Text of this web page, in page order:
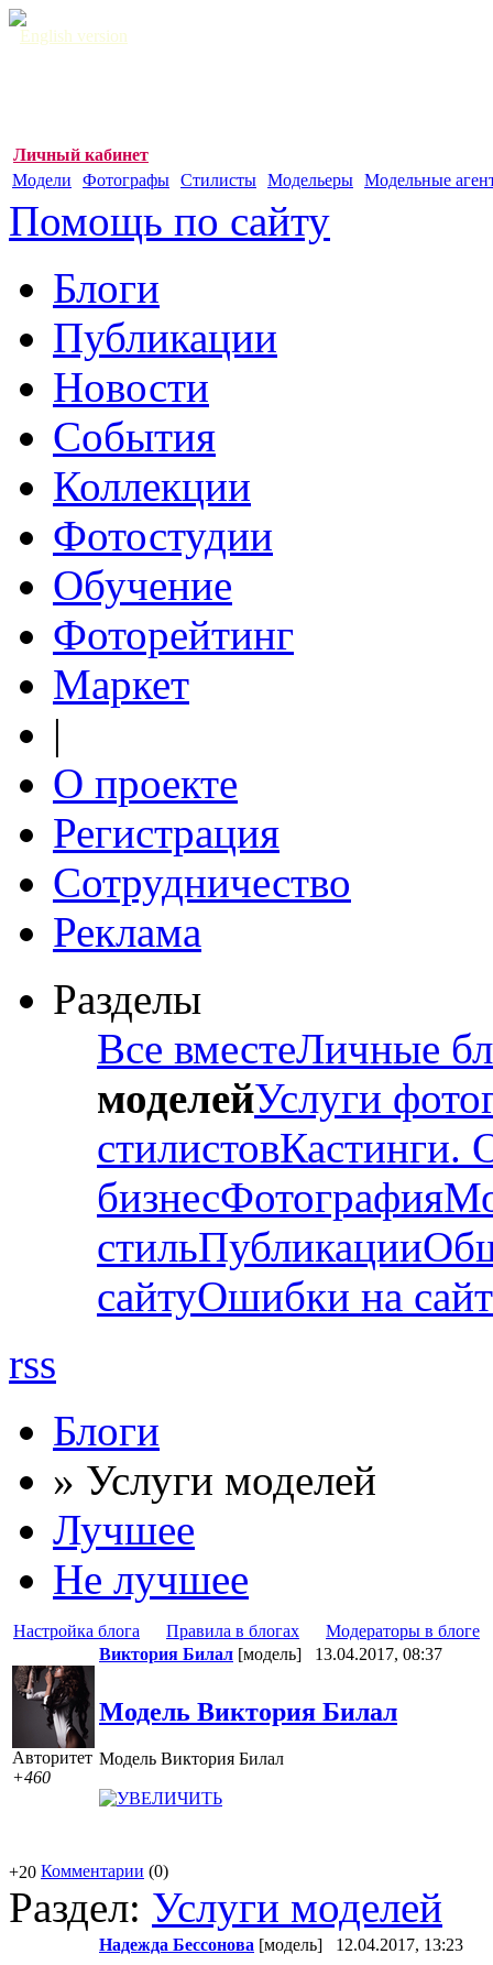
English version
Личный кабинет
Модели
Фотографы Стилисты Модельеры Модельные
Помощь по сайту
Блоги
Публикации
Новости
События
Коллекции
Фотостудии
Обучение
Фоторейтинг
Маркет
|
О проекте
Регистрация
Сотрудничество
Реклама
Разделы
Все вместеЛичные
моделейУслуги
стилистовКастинги.
бизнесФотография
стильПубликации
сайтуОшибки на
rss
Блоги
» Услуги моделей
Лучшее
Не лучшее
Настройка блога Правила в блогах Модераторы в блоге
Авторитет
+460
Виктория Билал [модель] 13.04.2017, 08:37
Модель Виктория Билал
Модель Виктория Билал
+20 Комментарии (0)
Раздел: Услуги моделей
Надежда Бессонова [модель] 12.04.2017, 13:23